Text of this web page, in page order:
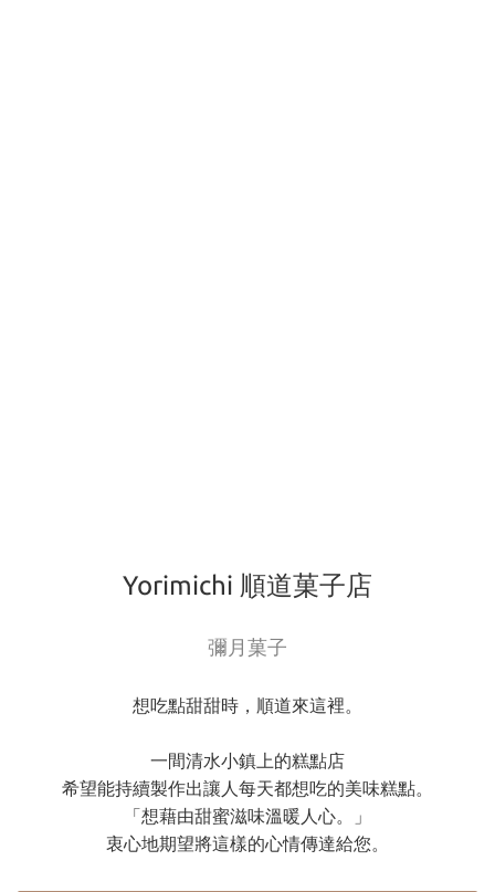
Yorimichi 順道菓子店
彌月菓子
想吃點甜甜時，順道來這裡。
一間清水小鎮上的糕點店
希望能持續製作出讓人每天都想吃的美味糕點。
「想藉由甜蜜滋味溫暖人心。」
衷心地期望將這樣的心情傳達給您。